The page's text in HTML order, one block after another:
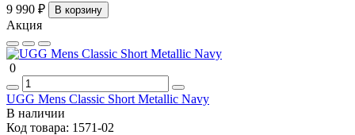
9 990 ₽
В корзину
Акция
0
UGG Mens Classic Short Metallic Navy
В наличии
Код товара: 1571-02